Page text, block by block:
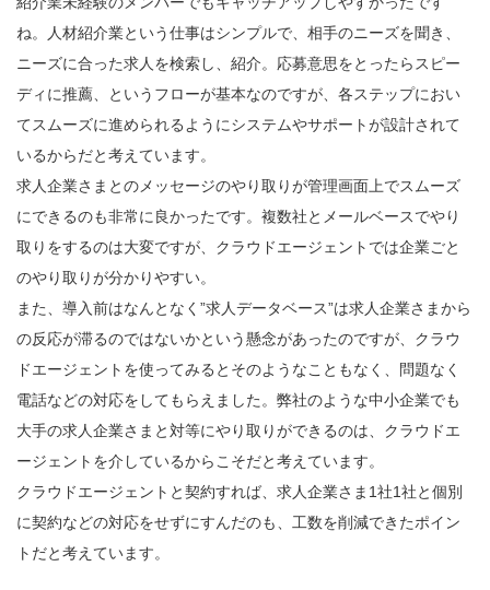
ね。人材紹介業という仕事はシンプルで、相手のニーズを聞き、
ニーズに合った求人を検索し、紹介。応募意思をとったらスピー
ディに推薦、というフローが基本なのですが、各ステップにおい
てスムーズに進められるようにシステムやサポートが設計されて
いるからだと考えています。
求人企業さまとのメッセージのやり取りが管理画面上でスムーズ
にできるのも非常に良かったです。複数社とメールベースでやり
取りをするのは大変ですが、クラウドエージェントでは企業ごと
のやり取りが分かりやすい。
また、導入前はなんとなく”求人データベース”は求人企業さまから
の反応が滞るのではないかという懸念があったのですが、クラウ
ドエージェントを使ってみるとそのようなこともなく、問題なく
電話などの対応をしてもらえました。弊社のような中小企業でも
大手の求人企業さまと対等にやり取りができるのは、クラウドエ
ージェントを介しているからこそだと考えています。
クラウドエージェントと契約すれば、求人企業さま1社1社と個別
に契約などの対応をせずにすんだのも、工数を削減できたポイン
トだと考えています。